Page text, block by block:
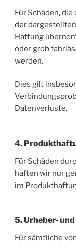
Für Schäden,
der
Haftung
oder grob
werden.
Dies gilt
Datenverluste.
4.
Für Schäden
haften wir nur
im
5. Urheber-
Für sämtliche